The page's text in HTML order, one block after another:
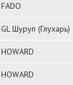
FADO
GL Шуруп (Глухарь)
HOWARD
HOWARD